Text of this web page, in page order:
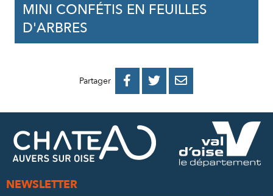
MINI CONFÉTIS EN FEUILLES
D'ARBRES
Partager 
PARTAGER
FACEBOOK
PARTAGER
PARTAGER
MAIL
NEWSLETTER